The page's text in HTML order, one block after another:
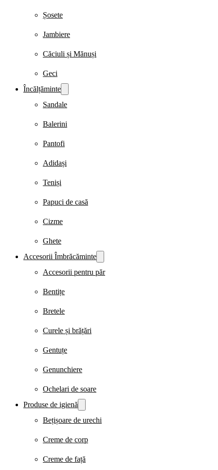
Șosete
Jambiere
Căciuli și Mănuși
Geci
Încălțăminte
Sandale
Balerini
Pantofi
Adidași
Teniși
Papuci de casă
Cizme
Ghete
Accesorii Îmbrăcăminte
Accesorii pentru păr
Bentițe
Bretele
Curele și brățări
Gentuțe
Genunchiere
Ochelari de soare
Produse de igienă
Bețișoare de urechi
Creme de corp
Creme de față